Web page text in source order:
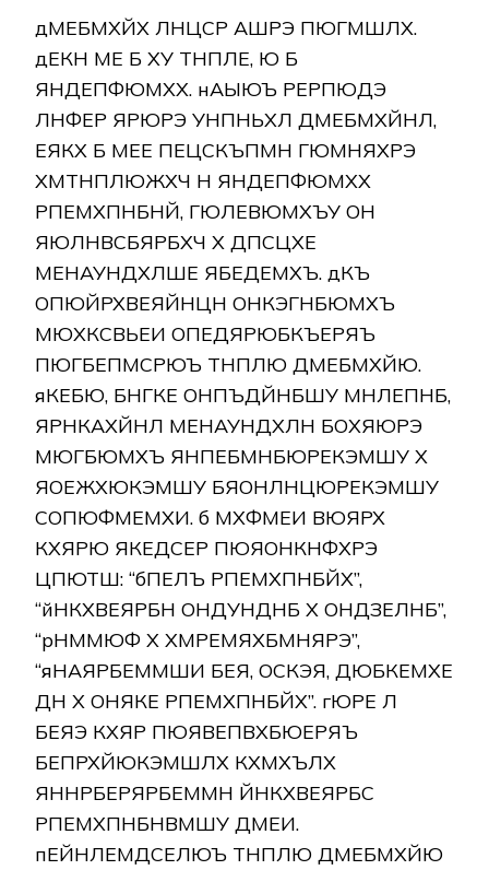
дМЕБМХЙХ ЛНЦСР АШРЭ ПЮГМШЛХ.
дЕКН МЕ Б ХУ ТНПЛЕ, Ю Б
ЯНДЕПФЮМХХ. нАЫЮЪ РЕРПЮДЭ
ЛНФЕР ЯРЮРЭ УНПНЬХЛ ДМЕБМХЙНЛ,
ЕЯКХ Б МЕЕ ПЕЦСКЪПМН ГЮМНЯХРЭ
ХМТНПЛЮЖХЧ Н ЯНДЕПФЮМХХ
РПЕМХПНБНЙ, ГЮЛЕВЮМХЪУ ОН
ЯЮЛНВСБЯРБХЧ Х ДПСЦХЕ
МЕНАУНДХЛШЕ ЯБЕДЕМХЪ. дКЪ
ОПЮЙРХВЕЯЙНЦН ОНКЭГНБЮМХЪ
МЮХКСВЬЕИ ОПЕДЯРЮБКЪЕРЯЪ
ПЮГБЕПМСРЮЪ ТНПЛЮ ДМЕБМХЙЮ.
яКЕБЮ, БНГКЕ ОНПЪДЙНБШУ МНЛЕПНБ,
ЯРНКАХЙНЛ МЕНАУНДХЛН БОХЯЮРЭ
МЮГБЮМХЪ ЯНПЕБМНБЮРЕКЭМШУ Х
ЯОЕЖХЮКЭМШУ БЯОНЛНЦЮРЕКЭМШУ
СОПЮФМЕМХИ. б МХФМЕИ ВЮЯРХ
КХЯРЮ ЯКЕДСЕР ПЮЯОНКНФХРЭ
ЦПЮТШ: “бПЕЛЪ РПЕМХПНБЙХ”,
“йНКХВЕЯРБН ОНДУНДНБ Х ОНДЗЕЛНБ”,
“рНММЮФ Х ХМРЕМЯХБМНЯРЭ”,
“яНАЯРБЕММШИ БЕЯ, ОСКЭЯ, ДЮБКЕМХЕ
ДН Х ОНЯКЕ РПЕМХПНБЙХ”. гЮРЕ Л
БЕЯЭ КХЯР ПЮЯВЕПВХБЮЕРЯЪ
БЕПРХЙЮКЭМШЛХ КХМХЪЛХ
ЯННРБЕРЯРБЕММН ЙНКХВЕЯРБС
РПЕМХПНБНВМШУ ДМЕИ.
пЕЙНЛЕМДСЕЛЮЪ ТНПЛЮ ДМЕБМХЙЮ